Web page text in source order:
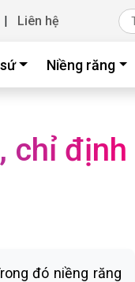
| Liên hệ
Niềng răng
chỉ định
đó niềng răng